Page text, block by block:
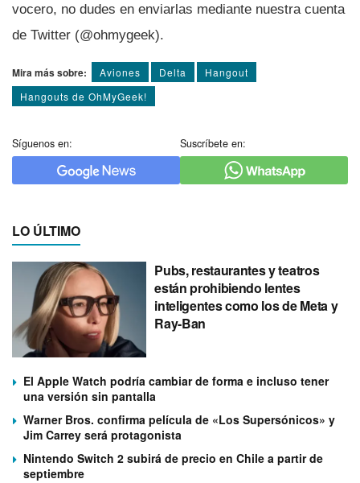
vocero, no dudes en enviarlas mediante nuestra cuenta
de Twitter (@ohmygeek).
Mira más sobre: Aviones Delta
Hangout
Hangouts de OhMyGeek!
Síguenos en: Suscríbete en:
LO ÚLTIMO
Pubs, restaurantes y teatros
están prohibiendo lentes
inteligentes como los de Meta y
Ray-Ban
El Apple Watch podría cambiar de forma e incluso tener
una versión sin pantalla
Warner Bros. confirma película de «Los Supersónicos» y
Jim Carrey será protagonista
Nintendo Switch 2 subirá de precio en Chile a partir de
septiembre